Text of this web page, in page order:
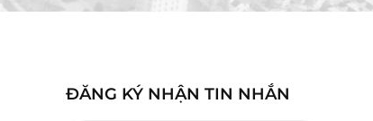
ĐĂNG KÝ NHẬN TIN NHẮN